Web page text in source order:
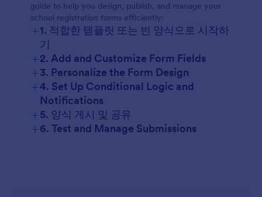
guide to help you design, publish, and manage your
school registration forms efficiently:
+1. 적합한 템플릿 또는 빈 양식으로 시작하
기
+2. Add and Customize Form Fields
+3. Personalize the Form Design
+4. Set Up Conditional Logic and
Notifications
+5. 양식 게시 및 공유
+6. Test and Manage Submissions